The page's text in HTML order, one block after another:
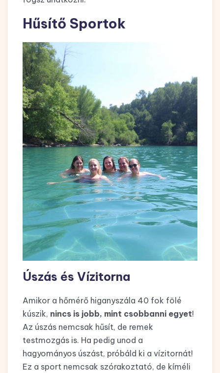
Hűsítő Sportok
Úszás és Vízitorna
Amikor a hőmérő higanyszála 40 fok fölé
kúszik, nincs is jobb, mint csobbanni egyet!
Az úszás nemcsak hűsít, de remek
testmozgás is. Ha pedig unod a
hagyományos úszást, próbáld ki a vízitornát!
Ez a sport nemcsak szórakoztató, de kíméli